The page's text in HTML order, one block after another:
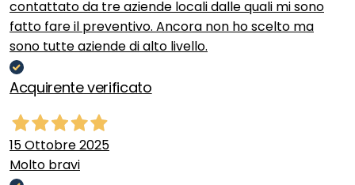
contattato da tre aziende locali dalle quali mi sono
fatto fare il preventivo. Ancora non ho scelto ma
sono tutte aziende di alto livello.
Acquirente verificato
15 Ottobre 2025
Molto bravi